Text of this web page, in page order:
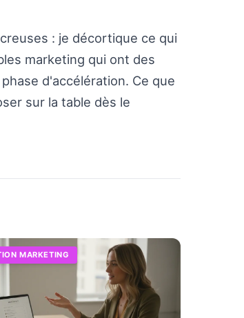
: je décortique ce qui
marketing qui ont des
d'accélération. Ce que
sur la table dès le
MARKETING